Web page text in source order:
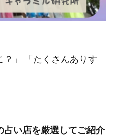
？」 「たくさんありす
占い店を厳選してご紹介